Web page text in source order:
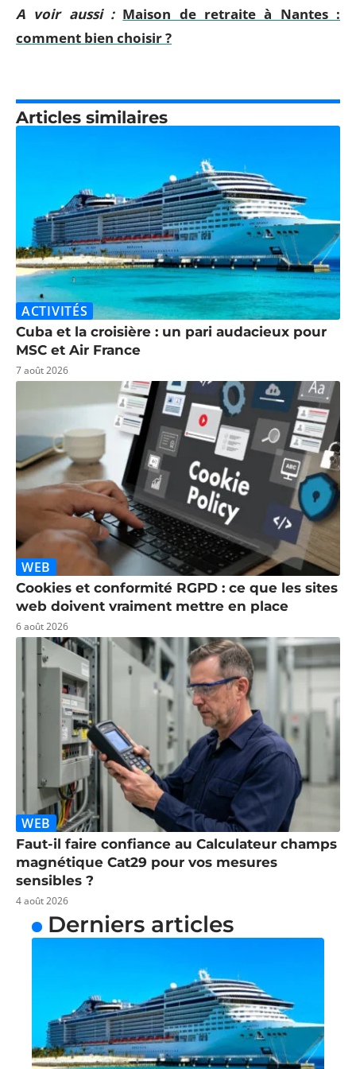
A voir aussi : Maison de retraite à Nantes :
comment bien choisir ?
Articles similaires
ACTIVITÉS
Cuba et la croisière : un pari audacieux pour
MSC et Air France
7 août 2026
WEB
Cookies et conformité RGPD : ce que les sites
web doivent vraiment mettre en place
6 août 2026
WEB
Faut-il faire confiance au Calculateur champs
magnétique Cat29 pour vos mesures
sensibles ?
4 août 2026
Derniers articles